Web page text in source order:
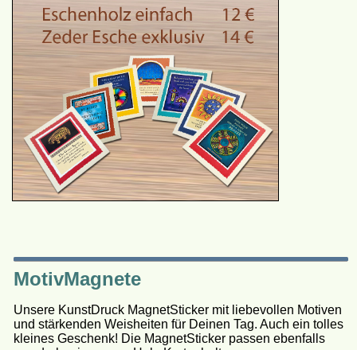
MotivMagnete
Unsere KunstDruck MagnetSticker mit liebevollen Motiven
und stärkenden Weisheiten für Deinen Tag. Auch ein tolles
kleines Geschenk! Die MagnetSticker passen ebenfalls